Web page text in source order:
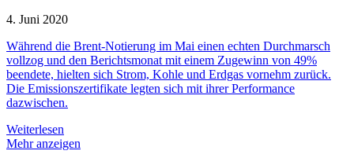
4. Juni 2020
Während die Brent-Notierung im Mai einen echten Durchmarsch
vollzog und den Berichtsmonat mit einem Zugewinn von 49%
beendete, hielten sich Strom, Kohle und Erdgas vornehm zurück.
Die Emissionszertifikate legten sich mit ihrer Performance
dazwischen.
Weiterlesen
Mehr anzeigen